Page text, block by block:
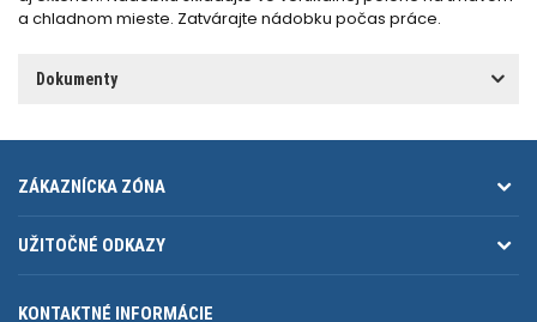
a chladnom mieste. Zatvárajte nádobku počas práce.
Dokumenty
ZÁKAZNÍCKA ZÓNA
UŽITOČNÉ ODKAZY
KONTAKTNÉ INFORMÁCIE